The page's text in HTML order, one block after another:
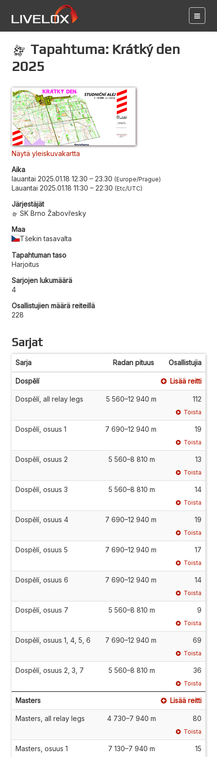
Tapahtuma: Krátký den
2025
Näytä yleiskuvakartta
Aika
lauantai 2025.01.18 12.30 – 23.30 Europe/Prague
Lauantai 2025.01.18 11:30 – 22:30 Etc/UTC
Järjestäjät
SK Brno Žabovřesky
Maa
Tšekin tasavalta
Tapahtuman taso
Harjoitus
Sarjojen lukumäärä
4
Osallistujien määrä reiteillä
228
Sarjat
Sarja Radan pituus Osallistujia
Dospělí Lisää reitti
Dospělí, all relay legs 5 560–12 940 m 112
Toista
Dospělí, osuus 1 7 690–12 940 m 19
Toista
Dospělí, osuus 2 5 560–8 810 m 13
Toista
Dospělí, osuus 3 5 560–8 810 m 14
Toista
Dospělí, osuus 4 7 690–12 940 m 19
Toista
Dospělí, osuus 5 7 690–12 940 m 17
Toista
Dospělí, osuus 6 7 690–12 940 m 14
Toista
Dospělí, osuus 7 5 560–8 810 m 9
Toista
Dospělí, osuus 1, 4, 5, 6 7 690–12 940 m 69
Toista
Dospělí, osuus 2, 3, 7 5 560–8 810 m 36
Toista
Masters Lisää reitti
Masters, all relay legs 4 730–7 940 m 80
Toista
Masters, osuus 1 7 130–7 940 m 15